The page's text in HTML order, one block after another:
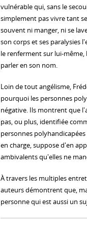
vulnérable qui, sans le
simplement pas vivre tant
souvent ni manger, ni se
son corps et ses paralysies
le renferment sur lui-même,
parler en son nom.
Loin de tout angélisme,
pourquoi les personnes
négative. Ils montrent que
pas, ou plus, identifiée
personnes
en charge, suppose d'en
ambivalents qu'elles ne
À travers les multiples
auteurs démontrent que,
personne qui est aussi un